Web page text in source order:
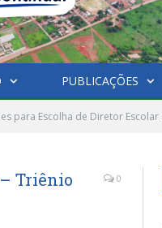
PUBLICAÇÕES
para Escolha de Diretor
Triênio
0